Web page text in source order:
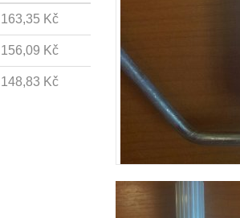
163,35 Kč
156,09 Kč
148,83 Kč